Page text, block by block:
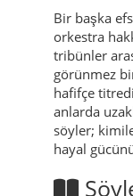
Bir başka
orkestra
tribünler
görünmez
hafifçe
anlarda
söyler;
hayal